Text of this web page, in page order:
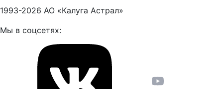
1993-2026 АО «Калуга Астрал»
Мы в соцсетях: